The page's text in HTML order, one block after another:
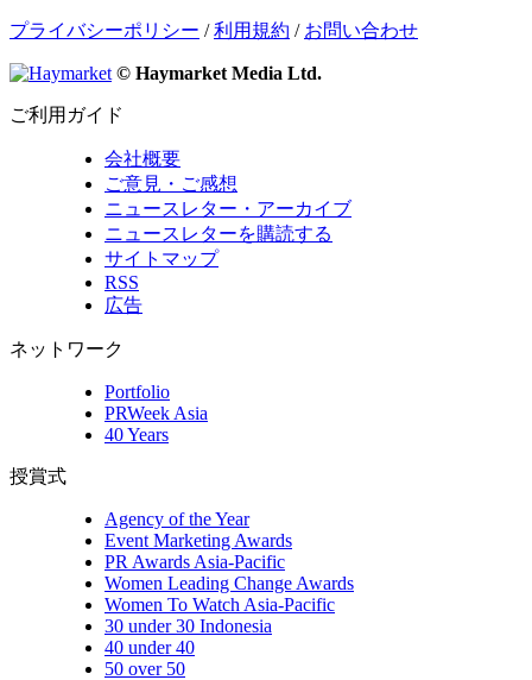
プライバシーポリシー /利用規約 / お問い合わせ
© Haymarket Media Ltd.
ご利用ガイド
会社概要
ご意見・ご感想
ニュースレター・アーカイブ
ニュースレターを購読する
サイトマップ
RSS
広告
ネットワーク
Portfolio
PRWeek Asia
40 Years
授賞式
Agency of the Year
Event Marketing Awards
PR Awards Asia-Pacific
Women Leading Change Awards
Women To Watch Asia-Pacific
30 under 30 Indonesia
40 under 40
50 over 50